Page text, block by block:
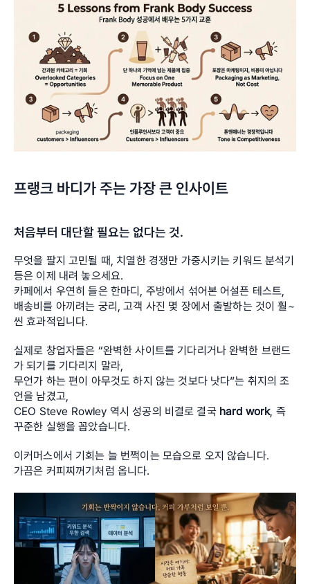
프랭크 바디가 주는 가장 큰 인사이트
처음부터 대단할 필요는 없다는 것.
무엇을 팔지 고민될 때, 치열한 경쟁만 가중시키는 키워드 분석기
등은 이제 내려 놓으세요.
카페에서 우연히 들은 한마디, 주방에서 섞어본 어설픈 테스트,
배송비를 아끼려는 궁리, 고객 사진 몇 장에서 출발하는 것이 훨~
씬 효과적입니다.
실제로 창업자들은 “완벽한 사이트를 기다리거나 완벽한 브랜드
가 되기를 기다리지 말라,
무언가 하는 편이 아무것도 하지 않는 것보다 낫다”는 취지의 조
언을 남겼고,
CEO Steve Rowley 역시 성공의 비결로 결국 hard work, 즉
꾸준한 실행을 꼽았습니다.
이커머스에서 기회는 늘 번쩍이는 모습으로 오지 않습니다.
가끔은 커피찌꺼기처럼 옵니다.